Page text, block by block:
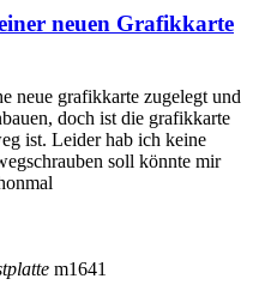
neuen Grafikkarte
neue grafikkarte zugelegt und
doch ist die grafikkarte
ist. Leider hab ich keine
soll könnte mir
m1641